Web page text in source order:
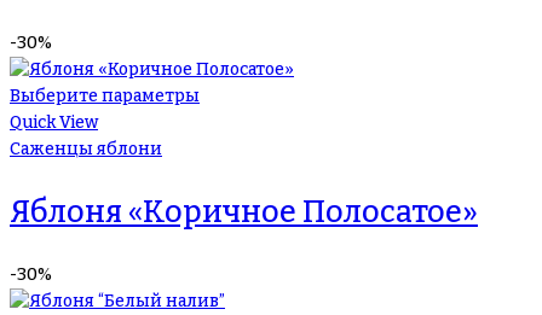
-30%
Выберите параметры
Quick View
Саженцы яблони
Яблоня «Коричное Полосатое»
-30%